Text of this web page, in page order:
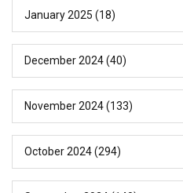
January 2025 (18)
December 2024(40)
November 2024(133)
October 2024(294)